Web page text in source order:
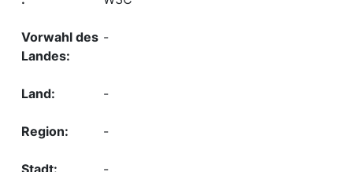
-
-
-